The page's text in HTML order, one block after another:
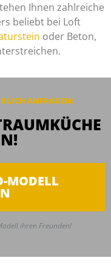
Ihnen zahlreiche
beliebt bei Loft
oder Beton,
ANFRAGEN:
MODELL
ihren Freunden!